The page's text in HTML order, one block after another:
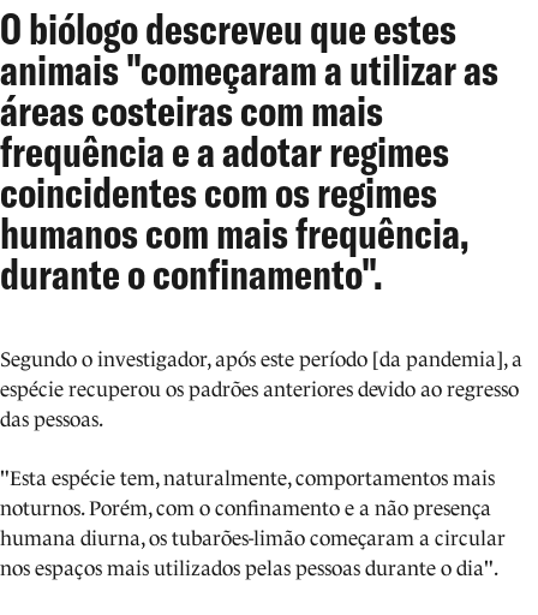
O biólogo descreveu que estes
animais "começaram a utilizar as
áreas costeiras com mais
frequência e a adotar regimes
coincidentes com os regimes
humanos com mais frequência,
durante o confinamento".
Segundo o investigador, após este período [da pandemia], a
espécie recuperou os padrões anteriores devido ao regresso
das pessoas.
"Esta espécie tem, naturalmente, comportamentos mais
noturnos. Porém, com o confinamento e a não presença
humana diurna, os tubarões-limão começaram a circular
nos espaços mais utilizados pelas pessoas durante o dia".